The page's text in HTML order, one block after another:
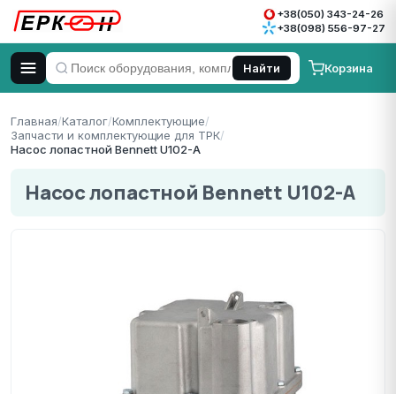
+38(050) 343-24-26
+38(098) 556-97-27
Найти Корзина
Главная/Каталог/Комплектующие/
Запчасти и комплектующие для ТРК/
Насос лопастной Bennett U102-A
Насос лопастной Bennett U102-A